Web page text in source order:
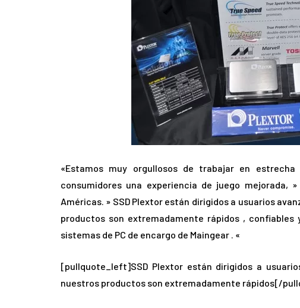
«Estamos muy orgullosos de trabajar en
consumidores una experiencia de juego mejorada,
Américas. » SSD Plextor están dirigidos a usuarios
productos son extremadamente rápidos ,
sistemas de PC de encargo de Maingear . «
[pullquote_left]SSD Plextor están dirigidos a
nuestros productos son extremadamente rápidos[/